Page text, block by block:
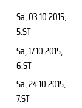
Sa, 03.10.2015,
5.ST
Sa, 17.10.2015,
6.ST
Sa, 24.10.2015,
7.ST